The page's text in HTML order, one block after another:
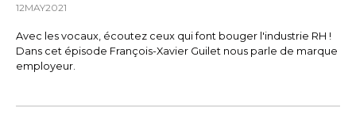
INES
12MAY2021
Avec les vocaux, écoutez ceux qui font bouger l'industrie RH !
Dans cet épisode François-Xavier Guilet nous parle de marque
employeur.